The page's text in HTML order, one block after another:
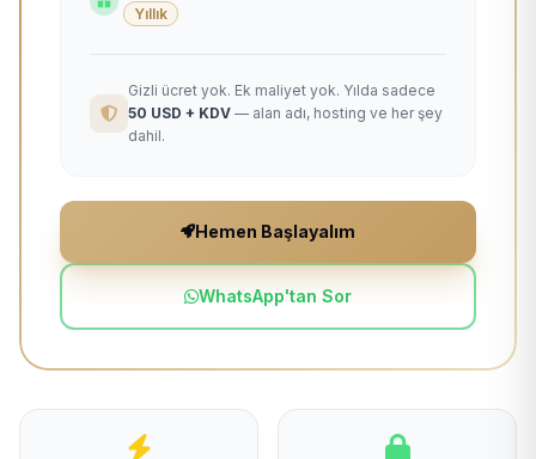
Yıllık
Gizli ücret yok. Ek maliyet yok. Yılda sadece
50 USD + KDV — alan adı, hosting ve her şey
dahil.
Hemen Başlayalım
WhatsApp'tan Sor